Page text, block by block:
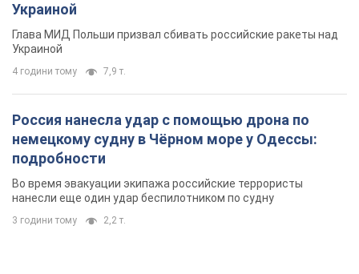
Украиной
Глава МИД Польши призвал сбивать российские ракеты над
Украиной
4 години тому 7,9 т.
Россия нанесла удар с помощью дрона по
немецкому судну в Чёрном море у Одессы:
подробности
Во время эвакуации экипажа российские террористы
нанесли еще один удар беспилотником по судну
3 години тому 2,2 т.